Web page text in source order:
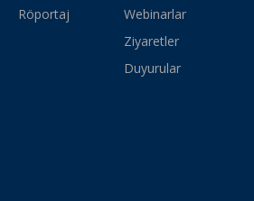
Röportaj
Webinarlar
Ziyaretler
Duyurular